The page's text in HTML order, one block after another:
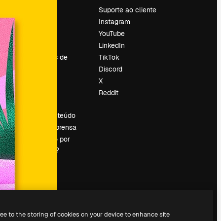
Tendências de
Vender conteúdo
Sala de imprensa
Procurando por
magnific.ai?
Suporte ao cliente
Instagram
YouTube
LinkedIn
TikTok
Discord
X
Reddit
to the storing of cookies on your device to enhance site